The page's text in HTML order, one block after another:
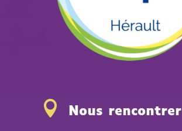
 Nous rencontrer